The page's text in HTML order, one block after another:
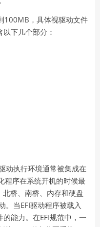
100MB ，具体视驱动文件
下几个部分：
动执行环境通常被集成在
程序在系统开机的时候最
、北桥、南桥、内存和硬盘
。当EFI驱动程序被载入
的能力。在EFI规范中，一